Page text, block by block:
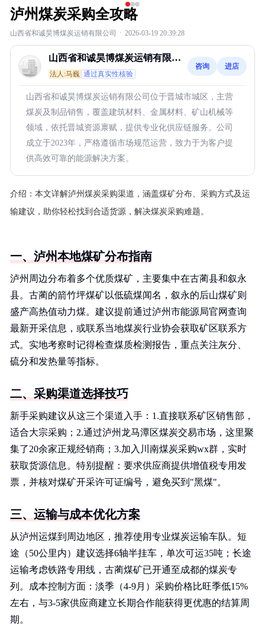
泸州煤炭采购全攻略
山西省和诚昊博煤炭运销有限公司 · 2026-03-19 20:39:28
山西省和诚昊博煤炭运销有限公
司
法人:马巍 通过真实性核验
咨询 进店
山西省和诚昊博煤炭运销有限公司位于晋城市城区，主营
煤炭及制品销售，覆盖建筑材料、金属材料、矿山机械等
领域，依托晋城资源禀赋，提供专业化供应链服务。公司
成立于2023年，严格遵循市场规范运营，致力于为客户提
供高效可靠的能源解决方案。
介绍： 本文详解泸州煤炭采购渠道，涵盖煤矿分布、采购方式及运
输建议，助你轻松找到合适货源，解决煤炭采购难题。
一、泸州本地煤矿分布指南
泸州周边分布着多个优质煤矿，主要集中在古蔺县和叙永
县。古蔺的箭竹坪煤矿以低硫煤闻名，叙永的后山煤矿则
盛产高热值动力煤。建议提前通过泸州市能源局官网查询
最新开采信息，或联系当地煤炭行业协会获取矿区联系方
式。实地考察时记得检查煤质检测报告，重点关注灰分、
硫分和发热量等指标。
二、采购渠道选择技巧
新手采购建议从这三个渠道入手：1.直接联系矿区销售部，
适合大宗采购；2.通过泸州龙马潭区煤炭交易市场，这里聚
集了20余家正规经销商；3.加入川南煤炭采购wx群，实时
获取货源信息。特别提醒：要求供应商提供增值税专用发
票，并核对煤矿开采许可证编号，避免买到"黑煤"。
三、运输与成本优化方案
从泸州运煤到周边地区，推荐使用专业煤炭运输车队。短
途（50公里内）建议选择6轴半挂车，单次可运35吨；长途
运输考虑铁路专用线，古蔺煤矿已开通至成都的煤炭专
列。成本控制方面：淡季（4-9月）采购价格比旺季低15%
左右，与3-5家供应商建立长期合作能获得更优惠的结算周
期。